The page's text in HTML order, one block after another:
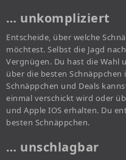
… unkompliziert
Entscheide, über welche
möchtest. Selbst die Jagd
Vergnügen. Du hast die Wahl
über die besten
Schnäppchen und Deals
einmal verschickt wird oder
und Apple IOS erhalten. Du
besten Schnäppchen.
… unschlagbar